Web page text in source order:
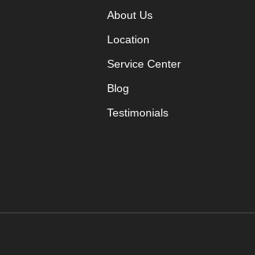
About Us
Location
Service Center
Blog
Testimonials